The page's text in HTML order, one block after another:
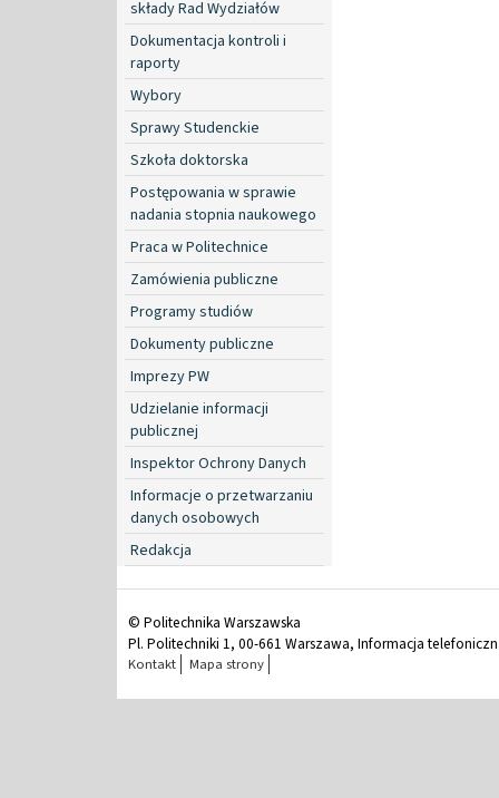
składy Rad Wydziałów
Dokumentacja kontroli i
raporty
Wybory
Sprawy Studenckie
Szkoła doktorska
Postępowania w sprawie
nadania stopnia naukowego
Praca w Politechnice
Zamówienia publiczne
Programy studiów
Dokumenty publiczne
Imprezy PW
Udzielanie informacji
publicznej
Inspektor Ochrony Danych
Informacje o przetwarzaniu
danych osobowych
Redakcja
© Politechnika Warszawska
Pl. Politechniki 1, 00-661 Warszawa, Informacja
Kontakt Mapa strony